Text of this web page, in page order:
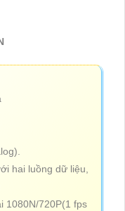
hai luồng dữ liệu,
1080N/720P(1 fps